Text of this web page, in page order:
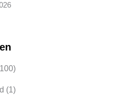
(1)